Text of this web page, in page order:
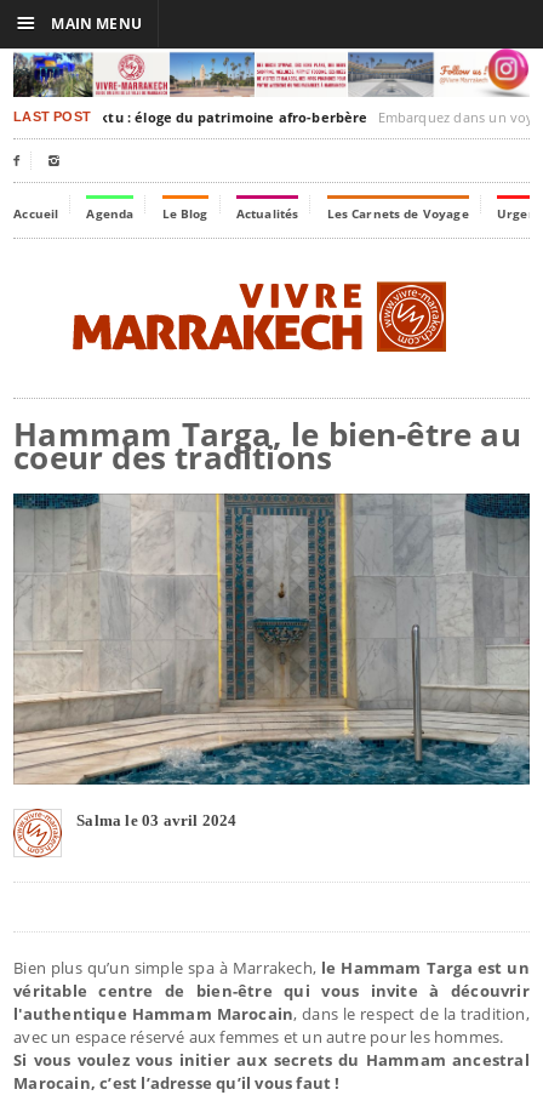
LAST POST
Timbuktu : éloge du patrimoine afro-berbère Embarquez dans un voyage culturel dans le
 
Accueil Agenda Le Blog Actualités Les Carnets de Voyage
Hammam Targa, le bien-être au
coeur des traditions
Salma le 03 avril 2024
Bien plus qu’un simple spa à Marrakech, le Hammam Targa est un
véritable centre de bien-être qui vous invite à découvrir
l'authentique Hammam Marocain, dans le respect de la tradition,
avec un espace réservé aux femmes et un autre pour les hommes.
Si vous voulez vous initier aux secrets du Hammam ancestral
Marocain, c’est l’adresse qu’il vous faut !
☰ MAIN MENU